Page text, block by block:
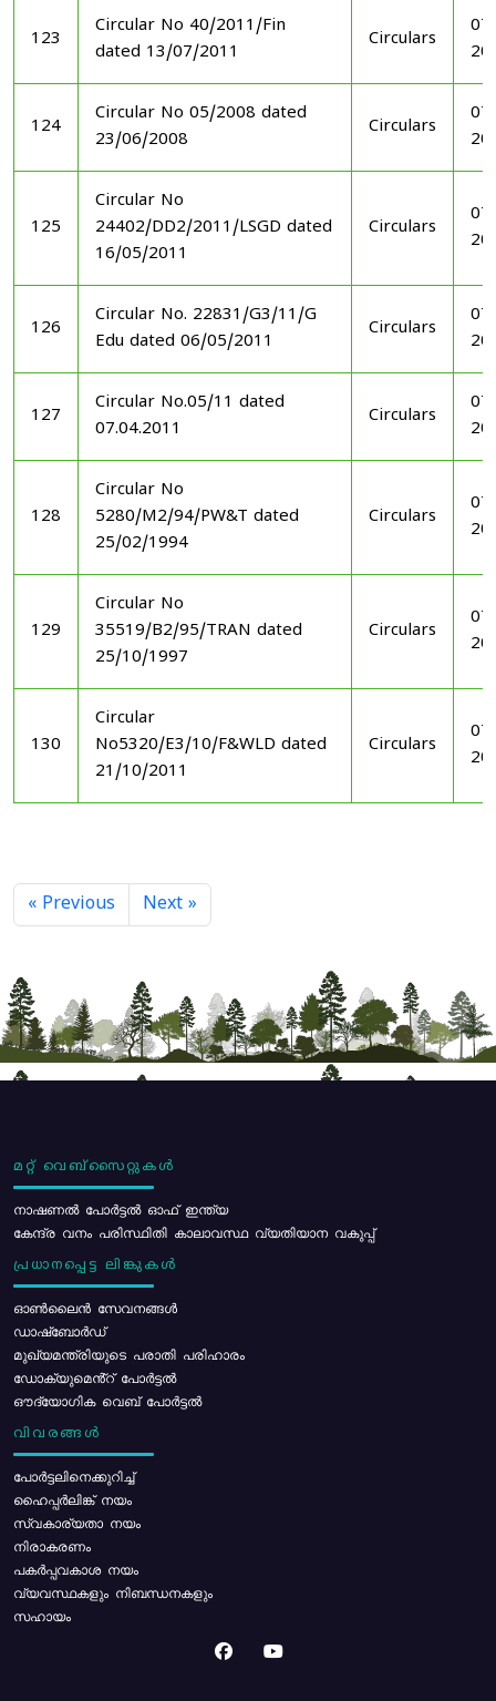
123
Circular No 40/2011/Fin
dated 13/07/2011
Circulars
124
Circular No 05/2008 dated
23/06/2008
Circulars
125
Circular No
24402/DD2/2011/LSGD dated
16/05/2011
Circulars
126
Circular No. 22831/G3/11/G
Edu dated 06/05/2011
Circulars
127
Circular No.05/11 dated
07.04.2011
Circulars
128
Circular No
5280/M2/94/PW&T dated
25/02/1994
Circulars
129
Circular No
35519/B2/95/TRAN dated
25/10/1997
Circulars
130
Circular
No5320/E3/10/F&WLD dated
21/10/2011
Circulars
« Previous Next »
മറ്റ് വെബ്സൈറ്റുകൾ
നാഷണൽ പോർട്ടൽ ഓഫ് ഇന്ത്യ
കേന്ദ്ര വനം പരിസ്ഥിതി കാലാവസ്ഥ വ്യതിയാന വകുപ്പ്
പ്രധാനപ്പെട്ട ലിങ്കുകൾ
ഓൺലൈൻ സേവനങ്ങൾ
ഡാഷ്ബോർഡ്
മുഖ്യമന്ത്രിയുടെ പരാതി പരിഹാരം
ഡോക്യുമെൻ്റ് പോർട്ടൽ
ഔദ്യോഗിക വെബ് പോർട്ടൽ
വിവരങ്ങൾ
പോര്‍ട്ടലിനെക്കുറിച്ച്
ഹൈപ്പർലിങ്ക് നയം
സ്വകാര്യതാ നയം
നിരാകരണം
പകർപ്പവകാശ നയം
വ്യവസ്ഥകളും നിബന്ധനകളും
സഹായം